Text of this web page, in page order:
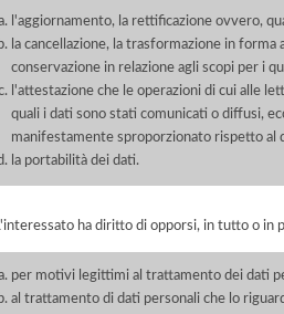
l'aggiornamento, la rettificazione ovvero,
la cancellazione, la trasformazione in
conservazione in relazione agli scopi per i
l'attestazione che le operazioni di cui alle
quali i dati sono stati comunicati o diffusi,
manifestamente sproporzionato rispetto al
la portabilità dei dati.
ha diritto di opporsi, in tutto o in
per motivi legittimi al trattamento dei dati
al trattamento di dati personali che lo